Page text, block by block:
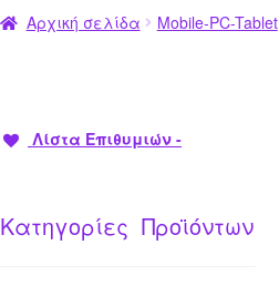
Αρχική σελίδα Mobile-PC-Tablet
Λίστα Επιθυμιών -
Κατηγορίες Προϊόντων